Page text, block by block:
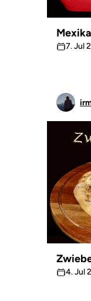
7. Jul
4. Jul